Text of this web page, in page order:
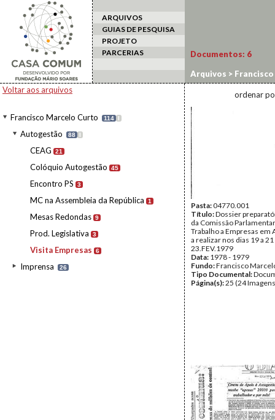
ARQUIVOS
GUIAS DE PESQUISA
PROJETO
PARCERIAS
Voltar aos arquivos
Francisco Marcelo Curto 114 I
Autogestão 88 I
CEAG 21
Colóquio Autogestão 45
Encontro PS 3
MC na Assembleia da República 1
Mesas Redondas 9
Prod. Legislativa 3
Visita Empresas 6
Imprensa 26
Documentos: 6
Arquivos >
ordenar
Pasta:04770.001
Título:Dossier
da Comissão
Trabalho a Empresas em
a realizar nos dias 19 a 21
23.FEV.1979
Data: 1978 - 1979
Fundo:Francisco
Tipo Documental:
Página(s):25 (24